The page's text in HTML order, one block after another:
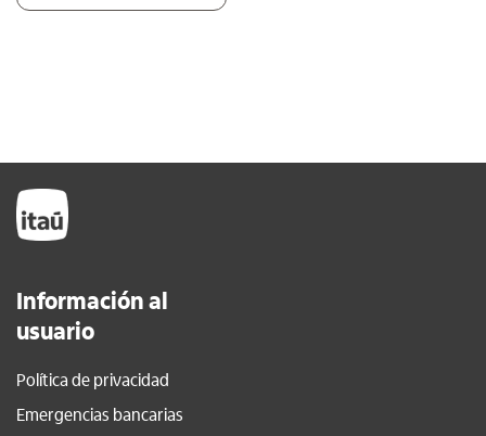
Información al
usuario
Política de privacidad
Emergencias bancarias